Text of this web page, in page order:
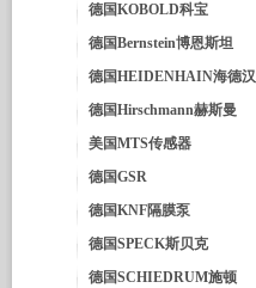
德国KOBOLD科宝
德国Bernstein博恩斯坦
德国HEIDENHAIN海德汉
德国Hirschmann赫斯曼
美国MTS传感器
德国GSR
德国KNF隔膜泵
德国SPECK斯贝克
德国SCHIEDRUM施顿